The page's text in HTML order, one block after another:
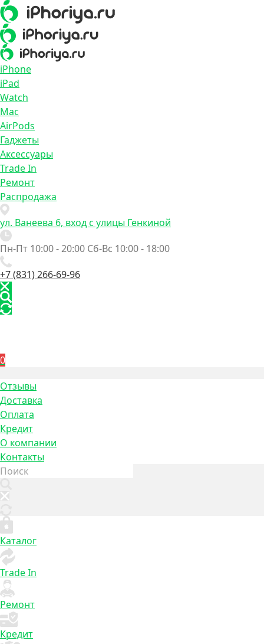
iPhone
iPad
Watch
Mac
AirPods
Гаджеты
Аксессуары
Trade In
Ремонт
Распродажа
ул. Ванеева 6, вход с улицы Генкиной
Пн-Пт 10:00 - 20:00 Сб-Вс 10:00 - 18:00
+7 (831) 266-69-96
0
Отзывы
Доставка
Оплата
Кредит
О компании
Контакты
Каталог
Trade In
Ремонт
Кредит